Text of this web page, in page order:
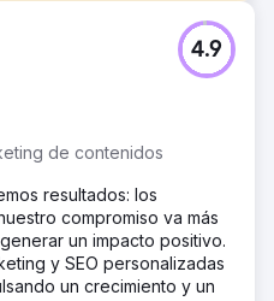
autos a través de métodos
con la cantidad de
Sus métodos
de otras
locales de autos para
tradicional resultó en un
la mano de obra de cada
para convertir nuevos
el mercado digital para
sobre publicidad.
de contenidos
4.9
resultados: los
compromiso va más
un impacto positivo.
y SEO personalizadas
un crecimiento y un